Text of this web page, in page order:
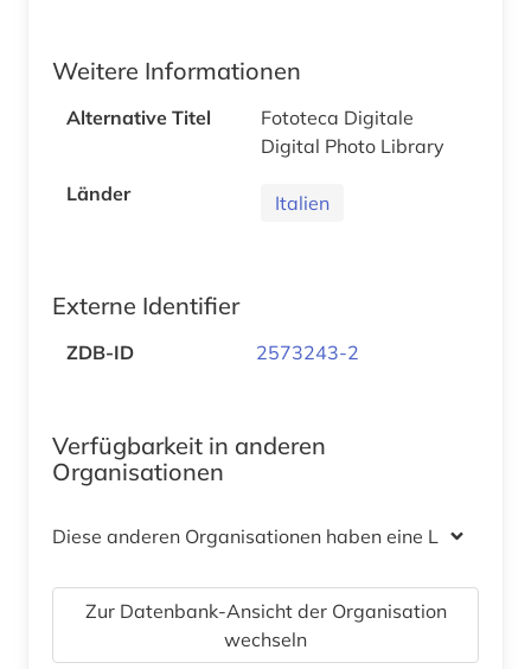
Weitere Informationen
Alternative Titel
Fototeca Digitale
Digital Photo Library
Länder
Italien
Externe Identifier
ZDB-ID 2573243-2
Verfügbarkeit in anderen
Organisationen
Diese anderen Organisationen haben eine Lizenz
Zur Datenbank-Ansicht der Organisation
wechseln